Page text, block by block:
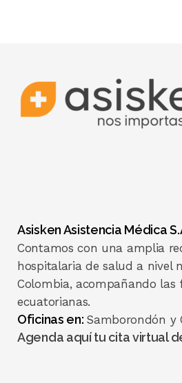
Asisken Asistencia Médica
Contamos con una amplia
hospitalaria de salud a nivel
Colombia, acompañando las
ecuatorianas.
Oficinas en: Samborondón y
Agenda aquí tu cita virtual